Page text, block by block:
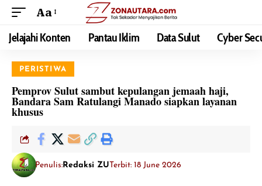
Aa
Jelajahi Konten Pantau Iklim Data Sulut Cyber
PERISTIWA
Pemprov Sulut sambut kepulangan jemaah haji,
Bandara Sam Ratulangi Manado siapkan layanan
khusus
Penulis: Redaksi ZUTerbit: 18 June 2026